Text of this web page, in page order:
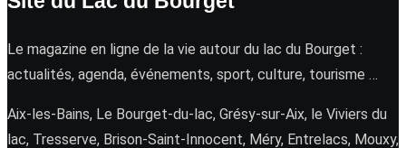
Le magazine en ligne de la vie autour du lac du Bourget :
actualités, agenda, événements, sport, culture, tourisme …
Aix-les-Bains, Le Bourget-du-lac, Grésy-sur-Aix, le Viviers du
lac, Tresserve, Brison-Saint-Innocent, Méry, Entrelacs, Mouxy,